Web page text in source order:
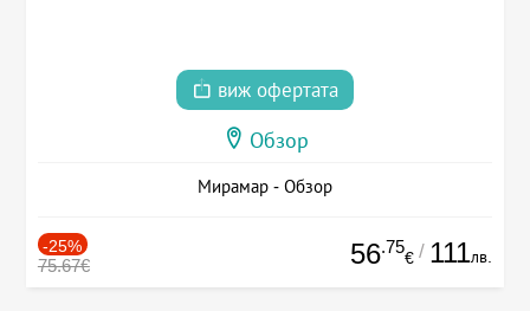
виж офертата
Обзор
Мирамар - Обзор
-25%
75.67€ 56.75
€ / 111лв.